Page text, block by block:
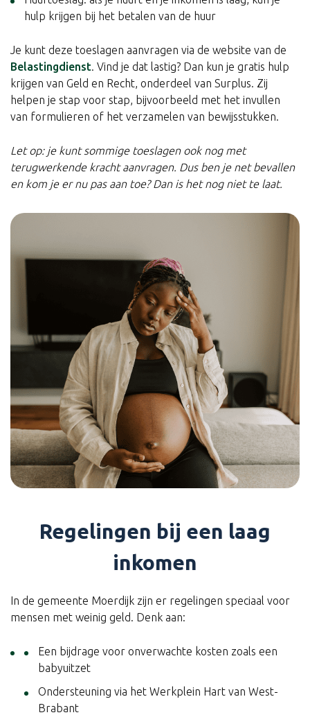
hulp krijgen bij het betalen van de huur
Je kunt deze toeslagen aanvragen via de website van de
Belastingdienst. Vind je dat lastig? Dan kun je gratis hulp
krijgen van Geld en Recht, onderdeel van Surplus. Zij
helpen je stap voor stap, bijvoorbeeld met het invullen
van formulieren of het verzamelen van bewijsstukken.
Let op: je kunt sommige toeslagen ook nog met
terugwerkende kracht aanvragen. Dus ben je net bevallen
en kom je er nu pas aan toe? Dan is het nog niet te laat.
Regelingen bij een laag
inkomen
In de gemeente Moerdijk zijn er regelingen speciaal voor
mensen met weinig geld. Denk aan:
Een bijdrage voor onverwachte kosten zoals een
babyuitzet
Ondersteuning via het Werkplein Hart van West-
Brabant